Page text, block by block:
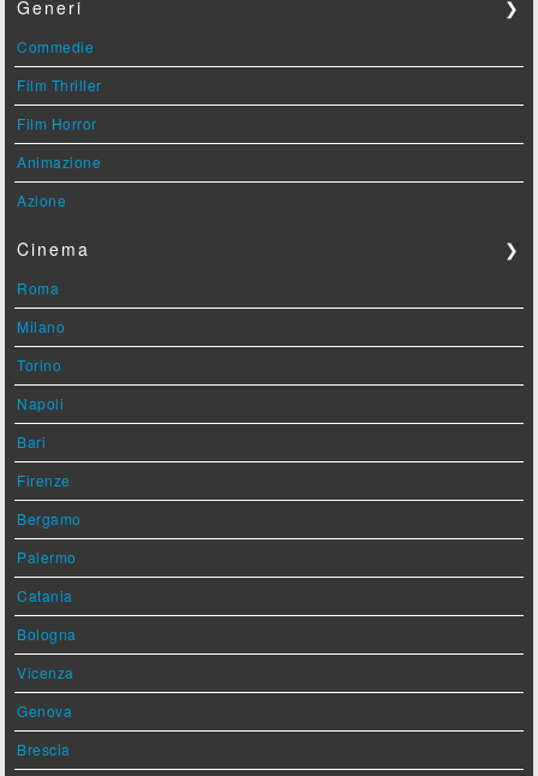
Generi ❯
Commedie
Film Thriller
Film Horror
Animazione
Azione
Cinema ❯
Roma
Milano
Torino
Napoli
Bari
Firenze
Bergamo
Palermo
Catania
Bologna
Vicenza
Genova
Brescia